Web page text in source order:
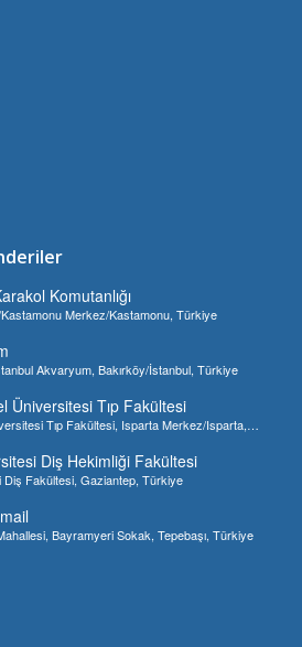
Komutanlığı
Merkez/Kastamonu, Türkiye
Akvaryum, Bakırköy/İstanbul, Türkiye
Üniversitesi Tıp Fakültesi
Tıp Fakültesi, Isparta Merkez/Isparta,
Diş Hekimliği Fakültesi
Fakültesi, Gaziantep, Türkiye
Bayramyeri Sokak, Tepebaşı, Türkiye